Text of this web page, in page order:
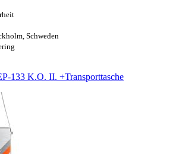
Schweden
133 K.O. II. +Transporttasche